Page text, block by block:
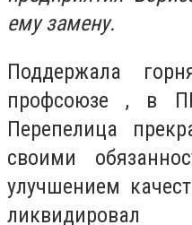
ему замену.
Поддержала
профсоюзе , в
Перепелица
своими
улучшением